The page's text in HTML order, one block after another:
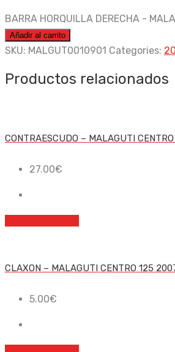
BARRA HORQUILLA DERECHA -
Añadir al carrito
SKU: MALGUT0010901 Categories:
Productos relacionados
CONTRAESCUDO – MALAGUTI
27.00€
CLAXON – MALAGUTI CENTRO 125
5.00€